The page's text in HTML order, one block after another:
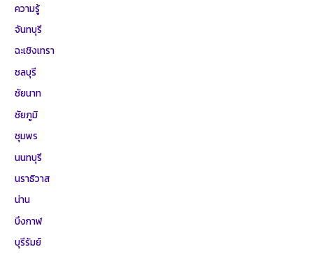
ความรู้
จันทบุรี
ฉะเชิงเทรา
ชลบุรี
ชัยนาท
ชัยภูมิ
ชุมพร
นนทบุรี
นราธิวาส
น่าน
บึงกาฬ
บุรีรัมย์